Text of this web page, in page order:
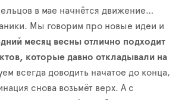
в мае начнётся движение…
Мы говорим про новые идеи и
месяц весны отлично подходит
которые давно откладывали на
всегда доводить начатое до конца,
снова возьмёт верх. А с